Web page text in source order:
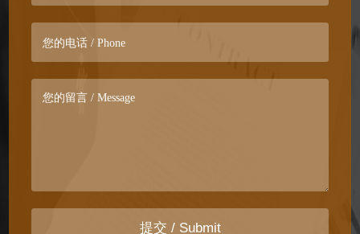
提交 / Submit